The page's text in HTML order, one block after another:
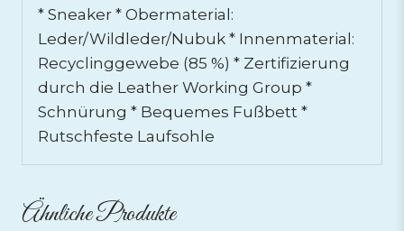
* Sneaker * Obermaterial:
Leder/Wildleder/Nubuk * Innenmaterial:
Recyclinggewebe (85 %) * Zertifizierung
durch die Leather Working Group *
Schnürung * Bequemes Fußbett *
Rutschfeste Laufsohle
Ähnliche Produkte